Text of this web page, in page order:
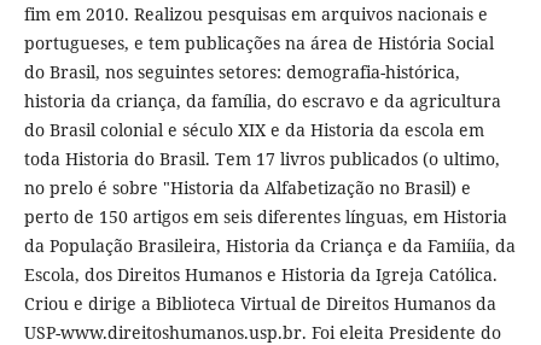
fim em 2010. Realizou pesquisas em arquivos nacionais e
portugueses, e tem publicações na área de História Social
do Brasil, nos seguintes setores: demografia-histórica,
historia da criança, da família, do escravo e da agricultura
do Brasil colonial e século XIX e da Historia da escola em
toda Historia do Brasil. Tem 17 livros publicados (o ultimo,
no prelo é sobre "Historia da Alfabetização no Brasil) e
perto de 150 artigos em seis diferentes línguas, em Historia
da População Brasileira, Historia da Criança e da Famiíia, da
Escola, dos Direitos Humanos e Historia da Igreja Católica.
Criou e dirige a Biblioteca Virtual de Direitos Humanos da
USP-www.direitoshumanos.usp.br. Foi eleita Presidente do